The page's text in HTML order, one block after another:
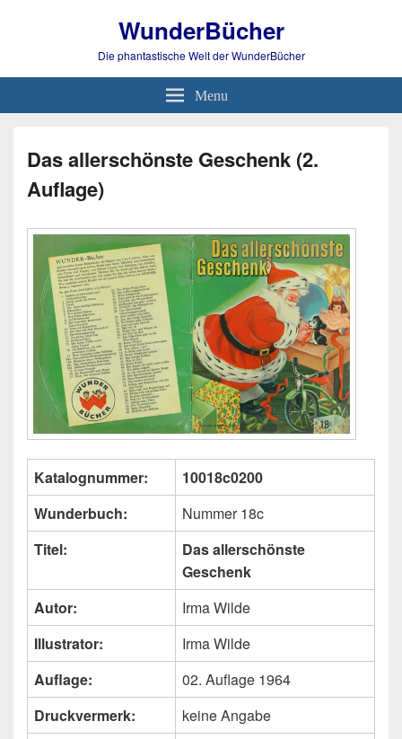
WunderBücher
Die phantastische Welt der WunderBücher
Menu
Das allerschönste Geschenk (2.
Auflage)
Katalognummer:
10018c0200
Wunderbuch:
Nummer 18c
Titel:
Das allerschönste
Geschenk
Autor:
Irma Wilde
Illustrator:
Irma Wilde
Auflage:
02. Auflage 1964
Druckvermerk:
keine Angabe